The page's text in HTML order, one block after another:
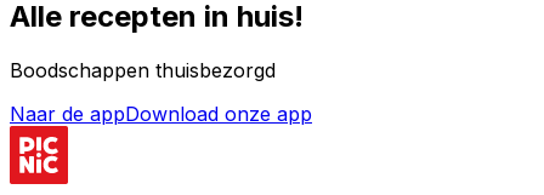
Alle recepten in huis!
Boodschappen thuisbezorgd
Naar de appDownload onze app